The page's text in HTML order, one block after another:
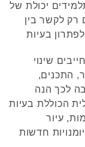
יכולת של
רק לקשר בין
בעיות
שינוי
התכנים,
לכך הנה
הכוללת בעיות
עיור
חדשות